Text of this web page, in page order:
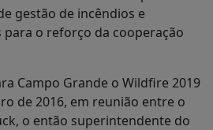
gestão de incêndios e
o reforço da cooperação
Campo Grande o Wildfire 2019
de 2016, em reunião entre o
o então superintendente do